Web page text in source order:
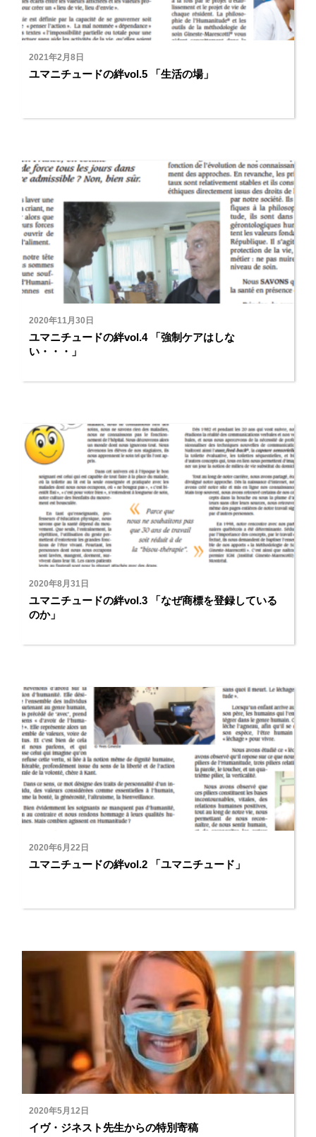
2021年2月8日
ユマニチュードの絆vol.5 「生活の場」
2020年11月30日
ユマニチュードの絆vol.4 「強制ケアはしな
い・・・」
2020年8月31日
ユマニチュードの絆vol.3 「なぜ商標を登録している
のか」
2020年6月22日
ユマニチュードの絆vol.2 「ユマニチュード」
2020年5月12日
イヴ・ジネスト先生からの特別寄稿